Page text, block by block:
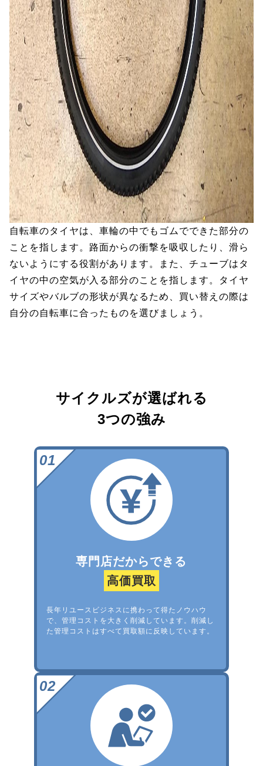
自転車のタイヤは、車輪の中でもゴムでできた部分の
ことを指します。路面からの衝撃を吸収したり、滑ら
ないようにする役割があります。また、チューブはタ
イヤの中の空気が入る部分のことを指します。タイヤ
サイズやバルブの形状が異なるため、買い替えの際は
自分の自転車に合ったものを選びましょう。
サイクルズが選ばれる
3つの強み
専門店だからできる
高価買取
長年リユースビジネスに携わって得たノウハウ
で、管理コストを大きく削減しています。削減し
た管理コストはすべて買取額に反映しています。